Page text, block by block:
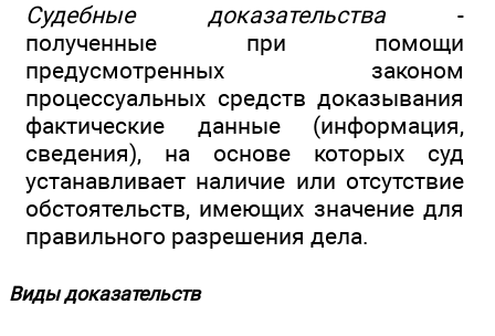
Судебные доказательства-
полученные при помощи
предусмотренных законом
процессуальных средств доказывания
фактические данные (информация,
сведения), на основе которых суд
устанавливает наличие или отсутствие
обстоятельств, имеющих значение для
правильного разрешения дела.
Виды доказательств